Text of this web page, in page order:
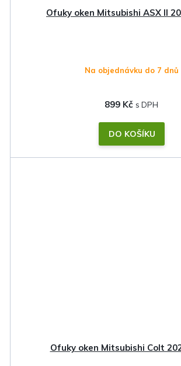
Ofuky oken Mitsubishi ASX II
Na objednávku do 7 dnů
899 Kč
DO KOŠÍKU
Ofuky oken Mitsubishi Colt